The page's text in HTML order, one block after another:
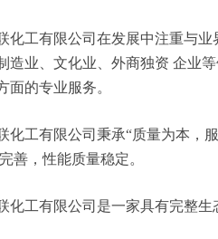
化工有限公司在发展中注重与
造业、文化业、外商独资 企业
面的专业服务。
化工有限公司秉承“质量为本，
善，性能质量稳定。
化工有限公司是一家具有完整